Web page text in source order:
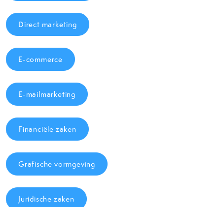
Direct marketing
E-commerce
E-mailmarketing
Financiële zaken
Grafische vormgeving
Juridische zaken